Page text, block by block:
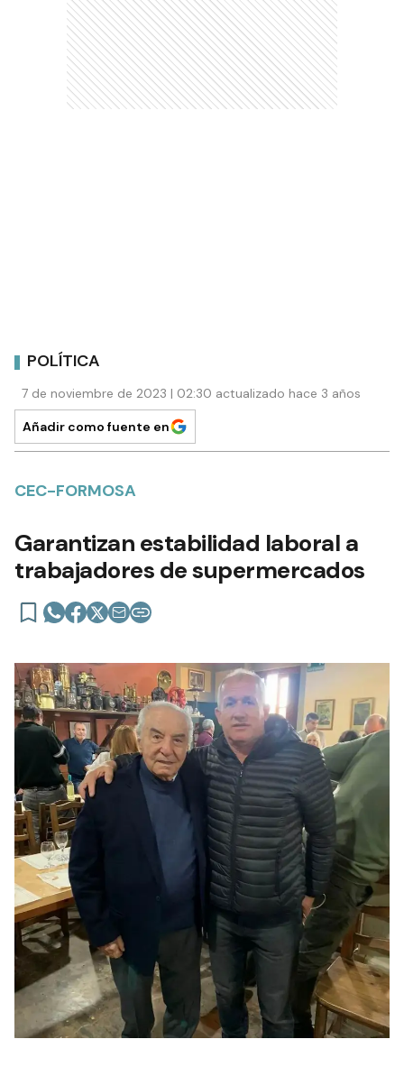
POLÍTICA
7 de noviembre de 2023 | 02:30 actualizado hace 3 años
Añadir como fuente en
CEC-FORMOSA
Garantizan estabilidad laboral a
trabajadores de supermercados